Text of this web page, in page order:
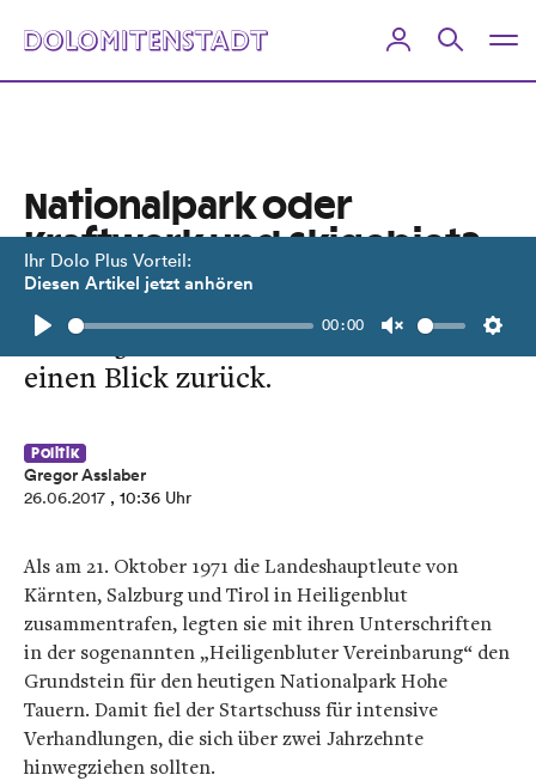
Ihr Dolo Plus Vorteil:
Diesen Artikel jetzt anhören
Play
00:00
Unmute
Nationalpark oder
Kraftwerk und Skigebiet?
Wie das Naturschutzgebiet entstand.
Zum 25 Jahre-Jubiläum werfen wir
einen Blick zurück.
Politik
Gregor Asslaber
26.06.2017 , 10:36 Uhr
Als am 21. Oktober 1971 die Landeshauptleute von
Kärnten, Salzburg und Tirol in Heiligenblut
zusammentrafen, legten sie mit ihren Unterschriften
in der sogenannten „Heiligenbluter Vereinbarung“ den
Grundstein für den heutigen Nationalpark Hohe
Tauern. Damit fiel der Startschuss für intensive
Verhandlungen, die sich über zwei Jahrzehnte
hinwegziehen sollten.